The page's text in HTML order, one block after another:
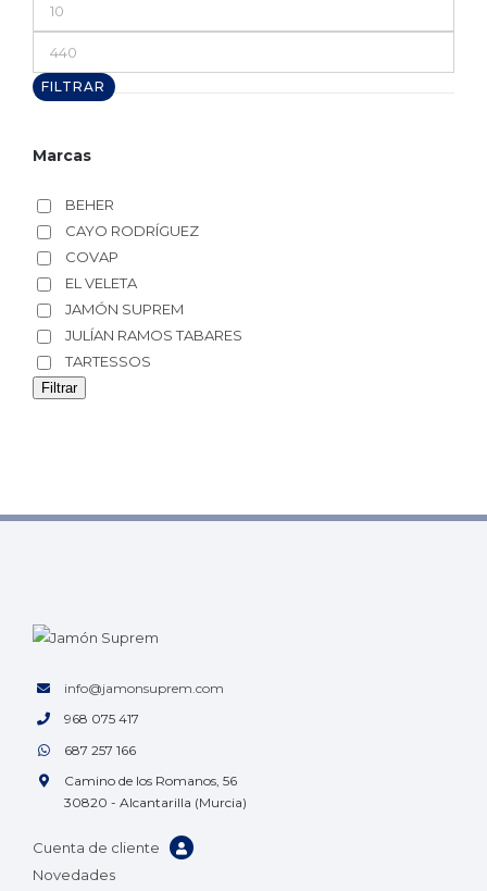
mínimo
máximo
FILTRAR
Marcas
BEHER
CAYO RODRÍGUEZ
COVAP
EL VELETA
JAMÓN SUPREM
JULÍAN RAMOS TABARES
TARTESSOS
Filtrar
info@jamonsuprem.com
968 075 417
687 257 166
Camino de los Romanos, 56
30820 - Alcantarilla (Murcia)
Cuenta de cliente
Novedades